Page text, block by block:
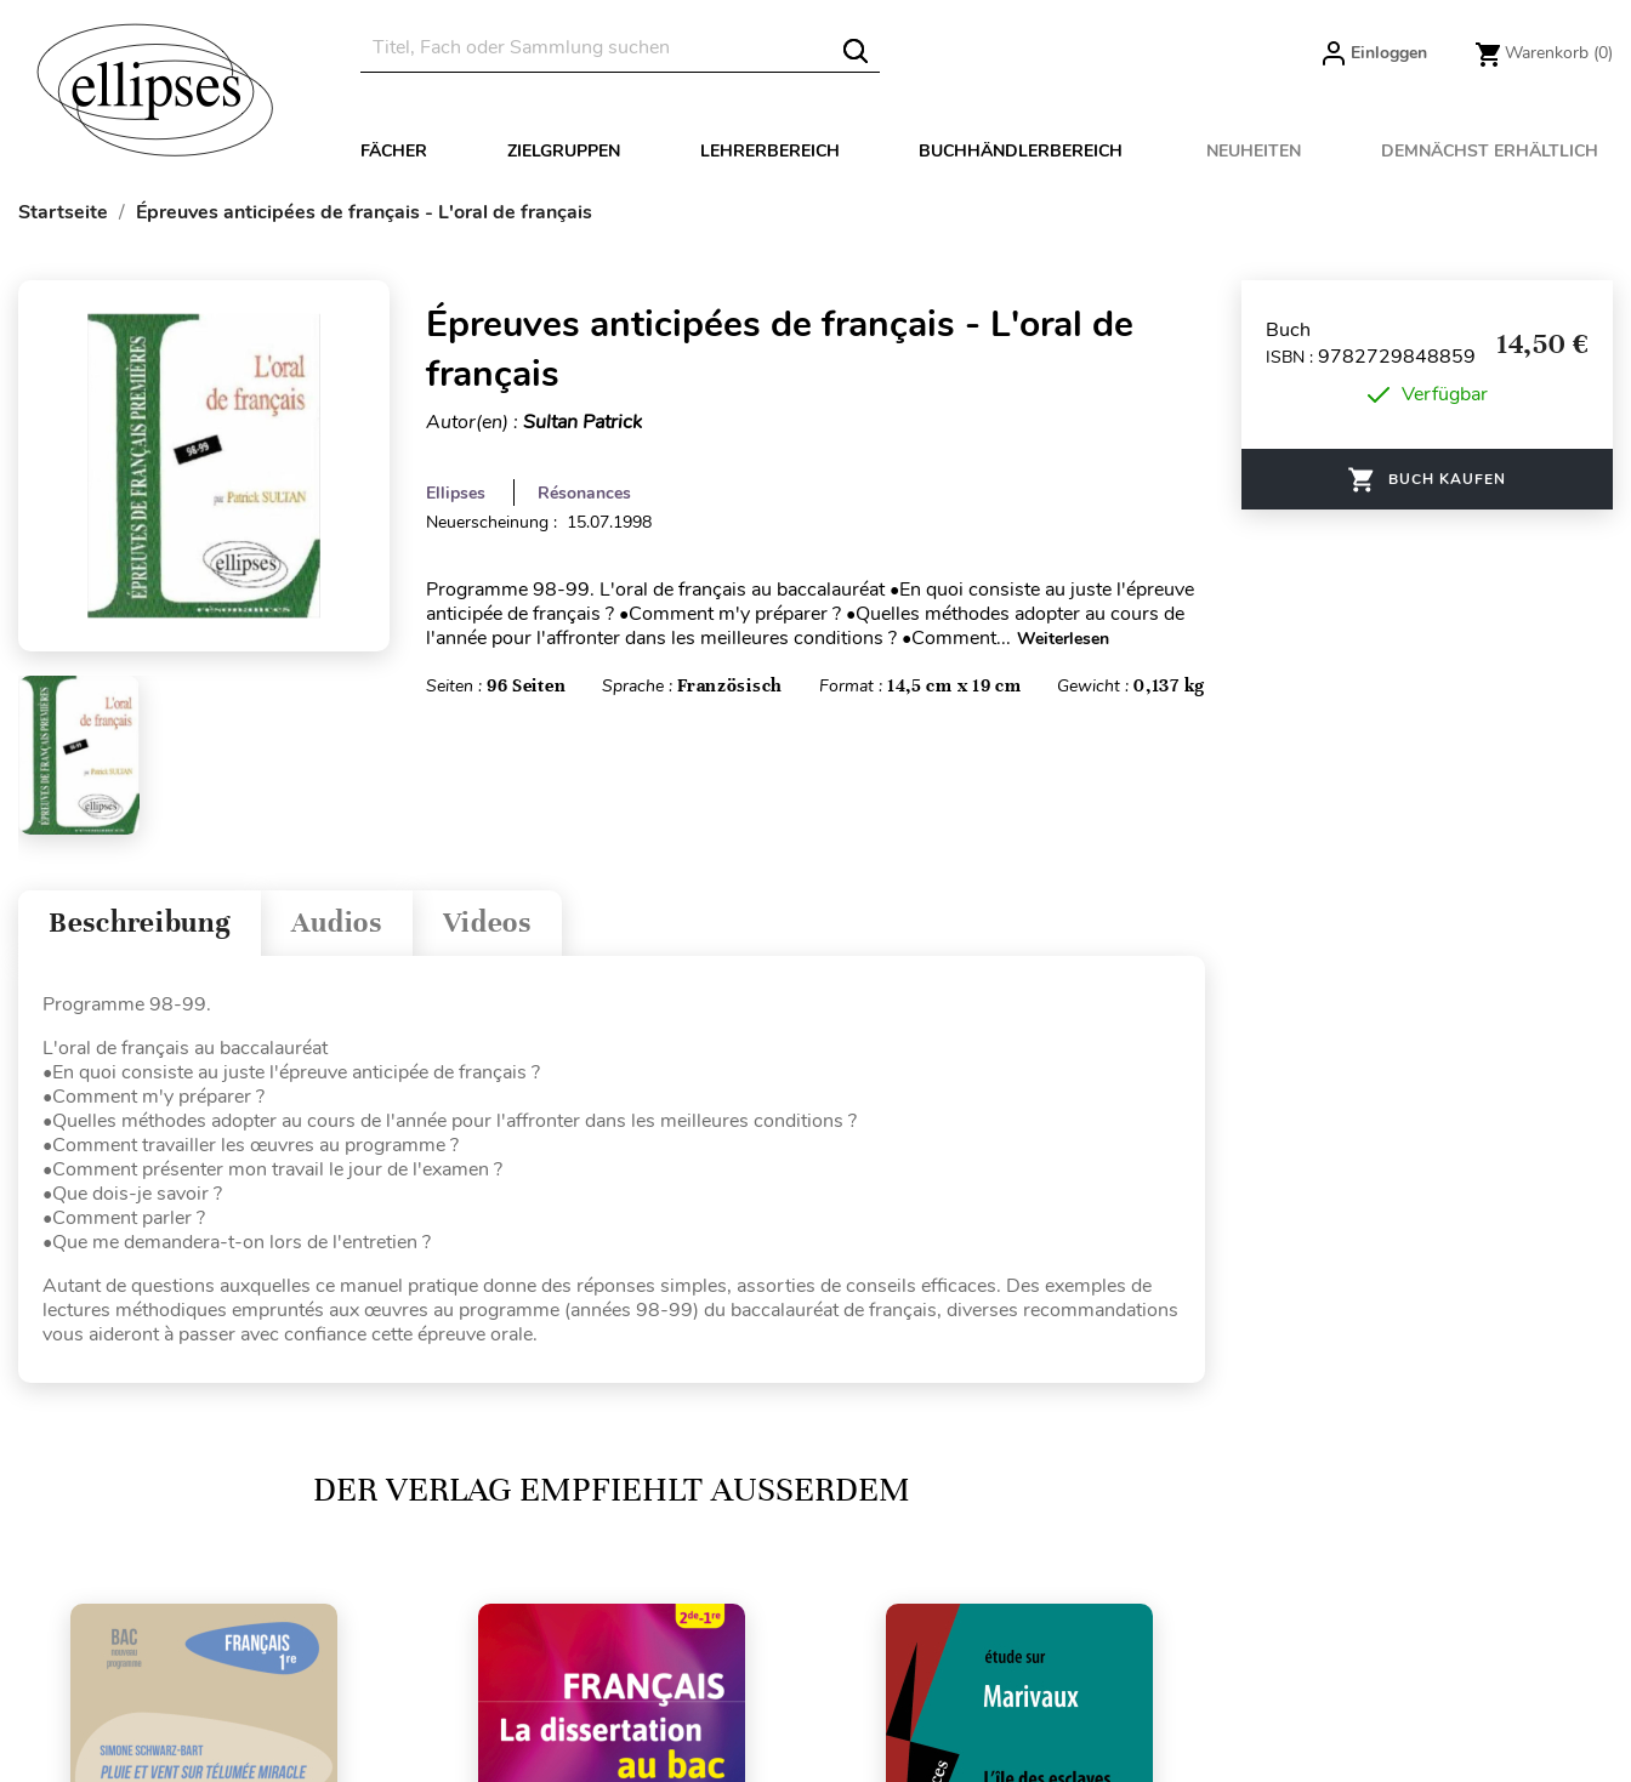
Einloggen Warenkorb (0)
FÄCHER ZIELGRUPPEN LEHRERBEREICH BUCHHÄNDLERBEREICH NEUHEITEN DEMNÄCHST ERHÄLTLICH
Startseite Épreuves anticipées de français - L'oral de français
Épreuves anticipées de français - L'oral de
français
Autor(en) : Sultan Patrick
Ellipses
Résonances
Neuerscheinung : 15.07.1998
Programme 98-99. L'oral de français au baccalauréat •En quoi consiste au juste l'épreuve
anticipée de français ? •Comment m'y préparer ? •Quelles méthodes adopter au cours de
l'année pour l'affronter dans les meilleures conditions ? •Comment... Weiterlesen
Seiten : 96 Seiten Sprache :Französisch Format : 14,5 cm x 19 cm Gewicht :0,137 kg
Videos
Audios
Beschreibung
Programme 98-99.
L'oral de français au baccalauréat
•En quoi consiste au juste l'épreuve anticipée de français ?
•Comment m'y préparer ?
•Quelles méthodes adopter au cours de l'année pour l'affronter dans les meilleures conditions ?
•Comment travailler les œuvres au programme ?
•Comment présenter mon travail le jour de l'examen ?
•Que dois-je savoir ?
•Comment parler ?
•Que me demandera-t-on lors de l'entretien ?
Autant de questions auxquelles ce manuel pratique donne des réponses simples, assorties de conseils efficaces. Des exemples de
lectures méthodiques empruntés aux œuvres au programme (années 98-99) du baccalauréat de français, diverses recommandations
vous aideront à passer avec confiance cette épreuve orale.
DER VERLAG EMPFIEHLT AUSSERDEM
Buch
ISBN : 9782729848859 14,50 €
Verfügbar
BUCH KAUFEN